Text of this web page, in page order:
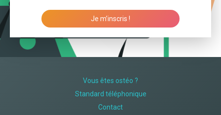
Je m’inscris !
Vous êtes ostéo ?
Standard téléphonique
Contact